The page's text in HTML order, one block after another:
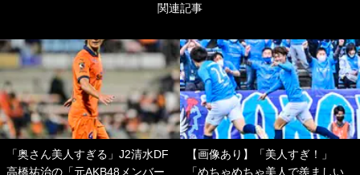
関連記事
「奥さん美人すぎる」J2清水DF
高橋祐治の「元AKB48メンバー
【画像あり】「美人すぎ！」
「めちゃめちゃ美人で羨ましい